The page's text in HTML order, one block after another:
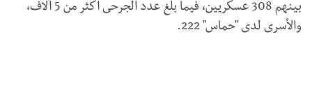
بينهم 308 عسكريين، فيما بلغ عدد الجرحى أكثر من 5 آلاف،
والأسرى لدى "حماس" 222.